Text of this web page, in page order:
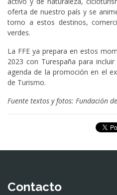
oferta de nuestro país y se
torno a estos destinos,
verdes.
La FFE ya prepara en estos
2023 con Turespaña para
agenda de la promoción en el
de Turismo.
Fuente textos y fotos: Fundación
Contacto